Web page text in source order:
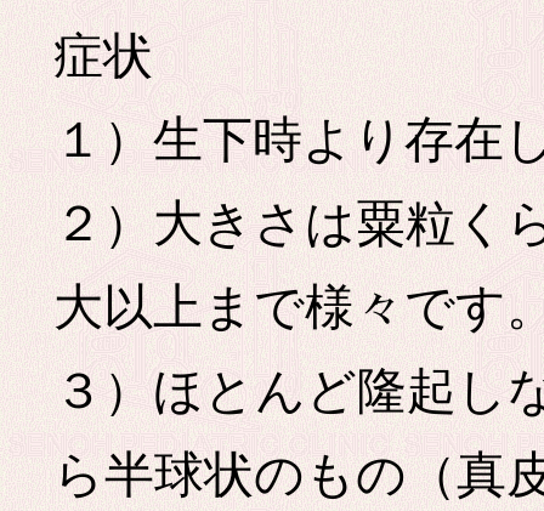
症状
１）生下時より存在
２）大きさは粟粒く
大以上まで様々です
３）ほとんど隆起し
ら半球状のもの（真